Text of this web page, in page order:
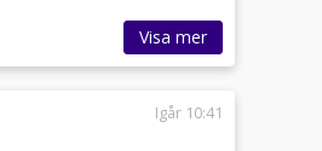
Visa mer
Igår 10:41